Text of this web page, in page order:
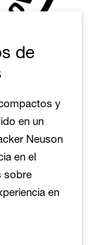
de
y
en un
Neuson
en el
sobre
en